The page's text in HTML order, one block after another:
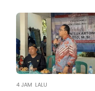
4 JAM LALU